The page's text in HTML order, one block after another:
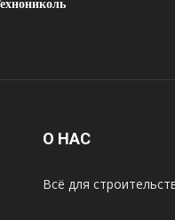
О НАС
Всё для